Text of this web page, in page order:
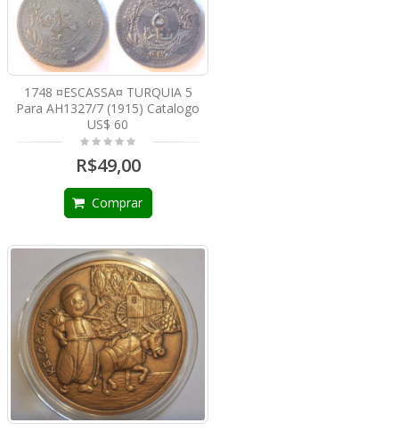
1748 ¤ESCASSA¤ TURQUIA 5
Para AH1327/7 (1915) Catalogo
US$ 60
R$49,00
Comprar